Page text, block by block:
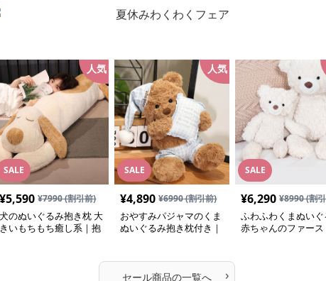
SALE
人気
¥5,590 ¥7990(割引前)
犬のぬいぐるみ抱き枕 大
きいもちもち癒し系｜抱
SALE
人気
¥4,890 ¥6990(割引前)
おやすみパジャマのくま
ぬいぐるみ抱き枕付き｜
ギフト
SALE
¥6,290 ¥8990(割
ふわふわくまぬい
赤ちゃんのファース
セール商品の一覧へ ›